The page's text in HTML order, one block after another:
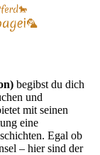
begibst du dich
und
mit seinen
eine
Egal ob
– hier sind der